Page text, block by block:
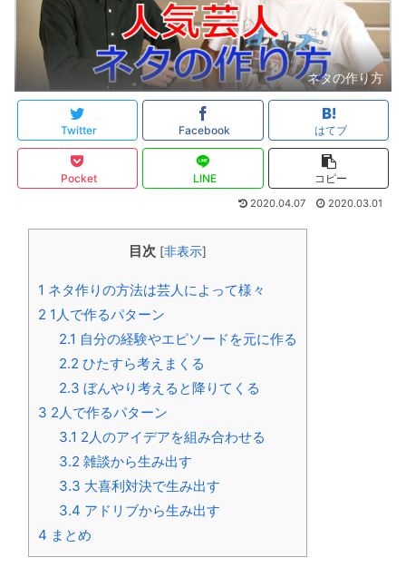
ネタの作り方
Twitter Facebook はてブ
Pocket LINE コピー
2020.04.07 2020.03.01
目次 [非表示]
1 ネタ作りの方法は芸人によって様々
2 1人で作るパターン
2.1 自分の経験やエピソードを元に作る
2.2 ひたすら考えまくる
2.3 ぼんやり考えると降りてくる
3 2人で作るパターン
3.1 2人のアイデアを組み合わせる
3.2 雑談から生み出す
3.3 大喜利対決で生み出す
3.4 アドリブから生み出す
4 まとめ